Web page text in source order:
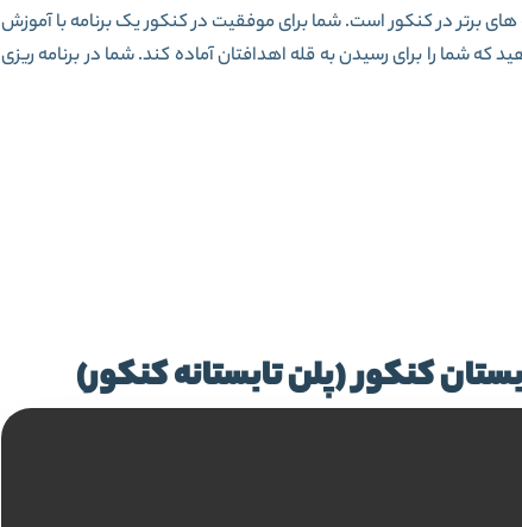
برتر در کنکور است. شما برای موفقیت در کنکور یک برنامه با آموزش
شما را برای رسیدن به قله اهدافتان آماده کند. شما در برنامه ریزی
کنکور (پلن تابستانه کنکور)